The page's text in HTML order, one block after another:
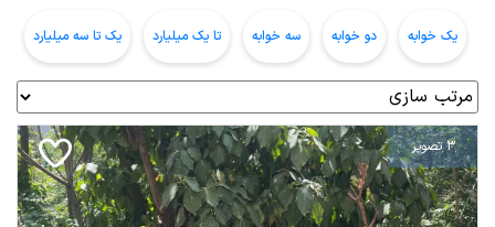
یک خوابه دو خوابه سه خوابه تا یک میلیارد یک تا سه میلیارد
3 تصویر